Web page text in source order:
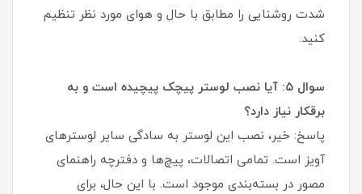
شدت روشنایی را مطابق با حال و هوای مورد نظر تنظیم
کنید.
سوال ۵: آیا نصب لوستر پیچک پیچیده است و به
برقکار نیاز دارد؟
پاسخ: خیر، نصب این لوستر به سادگی سایر لوسترهای
آویز است. تمامی اتصالات، پیچ‌ها و دفترچه راهنمای
مصور در بسته‌بندی موجود است. با این حال، برای